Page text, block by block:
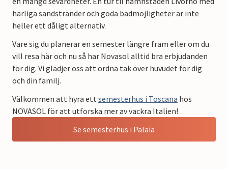
härliga sandstränder och goda badmöjligheter är inte
heller ett dåligt alternativ.
Vare sig du planerar en semester längre fram eller om du
vill resa här och nu så har Novasol alltid bra erbjudanden
för dig. Vi glädjer oss att ordna tak över huvudet för dig
och din familj.
Välkommen att hyra ett semesterhus i Toscana hos
NOVASOL för att utforska mer av vackra Italien!
Se semesterhus i Palaia